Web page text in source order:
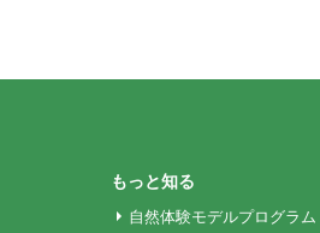
もっと知る
自然体験モデルプログラム